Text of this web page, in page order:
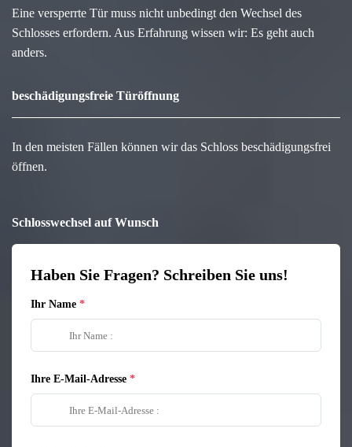
Eine versperrte Tür muss nicht unbedingt den Wechsel des
Schlosses erfordern. Aus Erfahrung wissen wir: Es geht auch
anders.
beschädigungsfreie Türöffnung
In den meisten Fällen können wir das Schloss beschädigungsfrei
öffnen.
Schlosswechsel auf Wunsch
Haben Sie Fragen? Schreiben Sie uns!
Ihr Name
Ihre E-Mail-Adresse